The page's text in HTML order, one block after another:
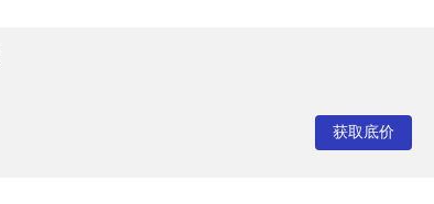
获取底价